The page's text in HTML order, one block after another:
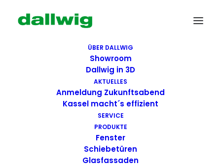
ÜBER DALLWIG
Showroom
Dallwig in 3D
AKTUELLES
Anmeldung Zukunftsabend
Kassel macht´s effizient
SERVICE
PRODUKTE
Fenster
Schiebetüren
Glasfassaden
Wir suchen Dich!